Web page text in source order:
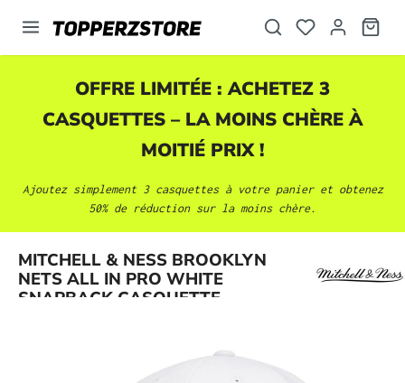
principal
OFFRE LIMITÉE : ACHETEZ 3
CASQUETTES – LA MOINS CHÈRE À
MOITIÉ PRIX !
Ajoutez simplement 3 casquettesà votre panier et obtenez
50% de réduction sur la moins chère.
MITCHELL & NESS BROOKLYN
NETS ALL IN PRO WHITE
SNAPBACK CASQUETTE
Ignorer la galerie d'images